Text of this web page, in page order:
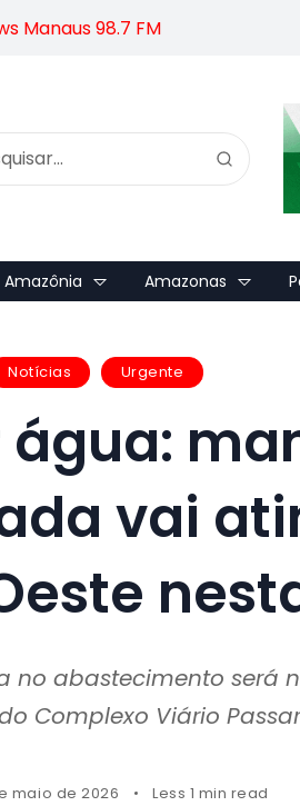
Manaus 98.7 FM
Amazônia Amazonas
Notícias Urgente
vai
no abastecimento será
Complexo Viário
maio de 2026 Less 1 min read